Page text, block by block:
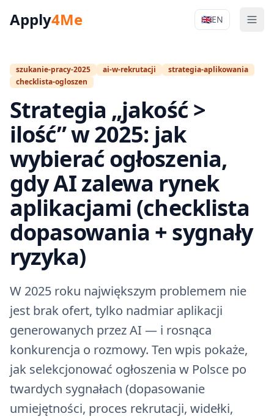
Apply4Me 🇬🇧EN
Apply4Me
szukanie-pracy-2025 ai-w-rekrutacji
strategia-aplikowania
checklista-ogloszen
Strategia „jakość >
ilość” w 2025: jak
wybierać ogłoszenia,
gdy AI zalewa rynek
aplikacjami (checklista
dopasowania + sygnały
ryzyka)
W 2025 roku największym problemem nie
jest brak ofert, tylko nadmiar aplikacji
generowanych przez AI — i rosnąca
konkurencja o rozmowy. Ten wpis pokaże,
jak selekcjonować ogłoszenia w Polsce po
twardych sygnałach (dopasowanie
umiejętności, proces rekrutacji, widełki,